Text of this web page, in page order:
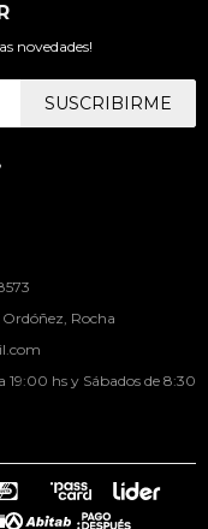
Rocha
19:00 hs y Sábados de 8:30
novedades!
SUSCRIBIRME